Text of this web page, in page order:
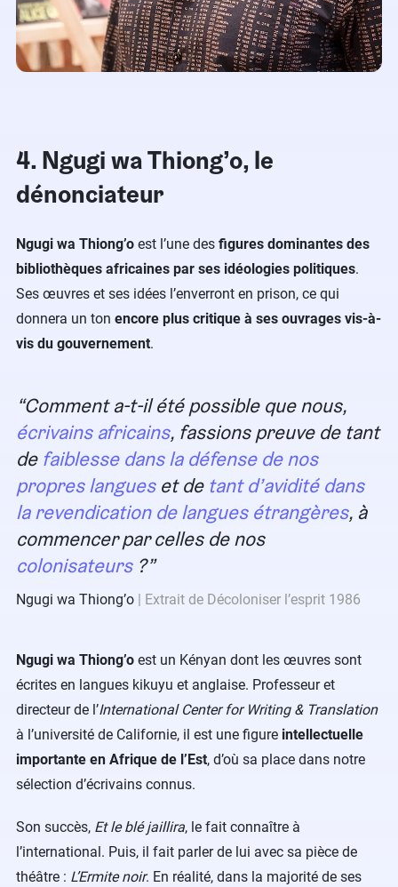
4. Ngugi wa Thiong’o, le
dénonciateur
Ngugi wa Thiongʼo est l’une des figures dominantes des
bibliothèques africaines par ses idéologies politiques.
Ses œuvres et ses idées l’enverront en prison, ce qui
donnera un ton encore plus critique à ses ouvrages vis-à-
vis du gouvernement.
Comment a-t-il été possible que nous,
écrivains africains, fassions preuve de tant
de faiblesse dans la défense de nos
propres langueset de tant d’avidité dans
la revendication de langues étrangères, à
commencer par celles de nos
colonisateurs?
Ngugi wa Thiongʼo Extrait de Décoloniser l’esprit 1986
Ngugi wa Thiongʼo est un Kényan dont les œuvres sont
écrites en langues kikuyu et anglaise. Professeur et
directeur de l’International Center for Writing & Translation
à l’université de Californie, il est une figure intellectuelle
importante en Afrique de l’Est, d’où sa place dans notre
sélection d’écrivains connus.
Son succès, Et le blé jaillira, le fait connaître à
l’international. Puis, il fait parler de lui avec sa pièce de
théâtre : L’Ermite noir. En réalité, dans la majorité de ses